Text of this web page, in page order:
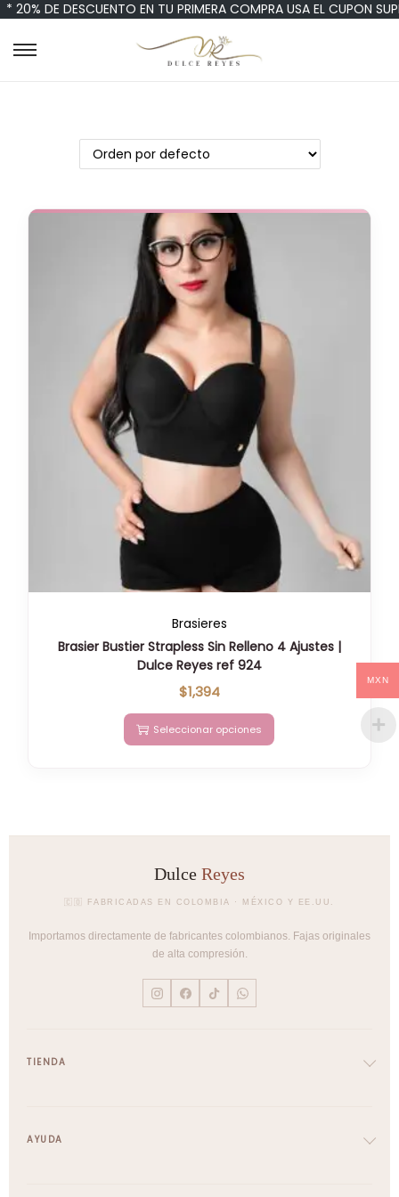
* 20% DE DESCUENTO EN TU PRIMERA COMPRA USA EL CUPON
Brasieres
Brasier Bustier Strapless Sin Relleno 4 Ajustes |
Dulce Reyes ref 924
$1,394
Seleccionar opciones
Dulce Reyes
🇨🇴 FABRICADAS EN COLOMBIA · MÉXICO Y EE.UU.
Importamos directamente de fabricantes colombianos. Fajas originales
de alta compresión.
TIENDA
Full Body
AYUDA
MXN